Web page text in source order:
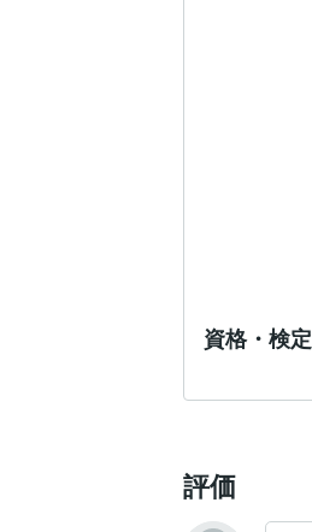
資格・検定
評価